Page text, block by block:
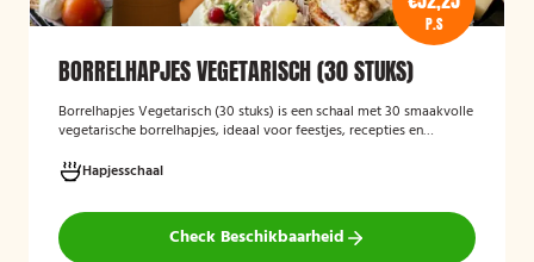
P.S
BORRELHAPJES VEGETARISCH (30 STUKS)
Borrelhapjes Vegetarisch (30 stuks) is een schaal met 30 smaakvolle
vegetarische borrelhapjes, ideaal voor feestjes, recepties en
selectie die geschikt is voor vegetariërs, zodat gasten kunnen
genieten van een feestelijke en veelzijdige borrelervaring.
Hapjesschaal
Check Beschikbaarheid